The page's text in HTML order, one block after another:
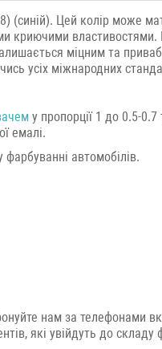
Цей колір може
криючими
міцним та
усіх міжнародних
у пропорції 1 до 0.5-
емалі.
автомобілів.
нам за телефонами
які увійдуть до складу